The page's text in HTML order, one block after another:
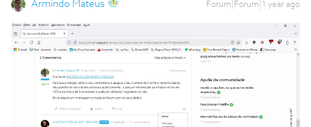
Armindo Mateus Forum|Forum|1 year ago